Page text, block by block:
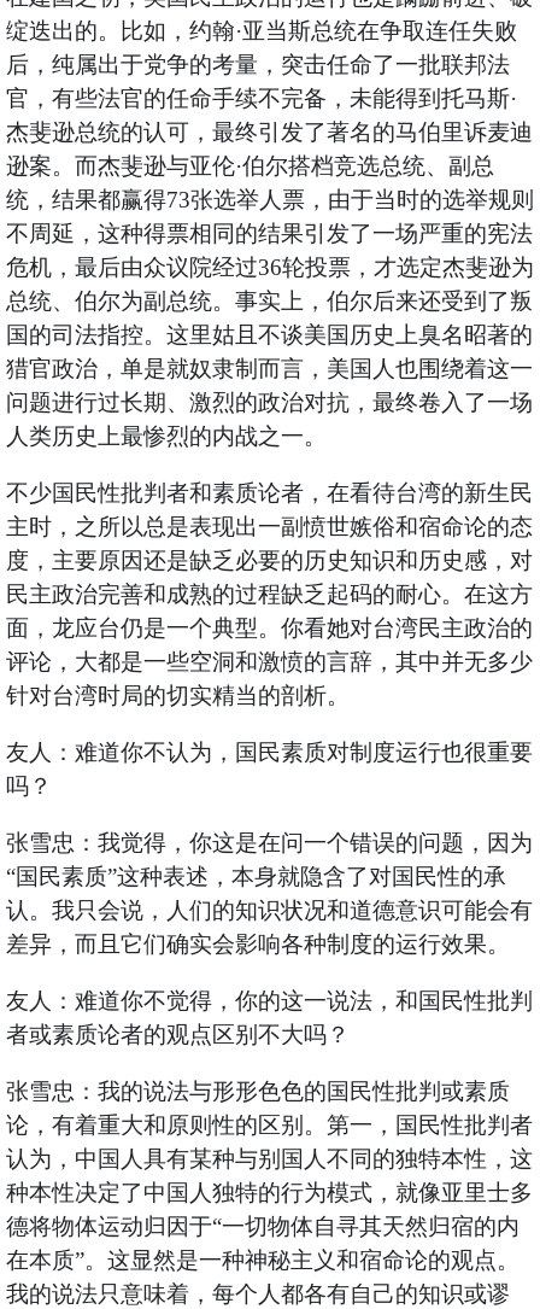
绽迭出的。比如，约翰·亚当斯总统在争取连任失败
后，纯属出于党争的考量，突击任命了一批联邦法
官，有些法官的任命手续不完备，未能得到托马斯·
杰斐逊总统的认可，最终引发了著名的马伯里诉麦迪
逊案。而杰斐逊与亚伦·伯尔搭档竞选总统、副总
统，结果都赢得73张选举人票，由于当时的选举规则
不周延，这种得票相同的结果引发了一场严重的宪法
危机，最后由众议院经过36轮投票，才选定杰斐逊为
总统、伯尔为副总统。事实上，伯尔后来还受到了叛
国的司法指控。这里姑且不谈美国历史上臭名昭著的
猎官政治，单是就奴隶制而言，美国人也围绕着这一
问题进行过长期、激烈的政治对抗，最终卷入了一场
人类历史上最惨烈的内战之一。
不少国民性批判者和素质论者，在看待台湾的新生民
主时，之所以总是表现出一副愤世嫉俗和宿命论的态
度，主要原因还是缺乏必要的历史知识和历史感，对
民主政治完善和成熟的过程缺乏起码的耐心。在这方
面，龙应台仍是一个典型。你看她对台湾民主政治的
评论，大都是一些空洞和激愤的言辞，其中并无多少
针对台湾时局的切实精当的剖析。
友人：难道你不认为，国民素质对制度运行也很重要
吗？
张雪忠：我觉得，你这是在问一个错误的问题，因为
“国民素质”这种表述，本身就隐含了对国民性的承
认。我只会说，人们的知识状况和道德意识可能会有
差异，而且它们确实会影响各种制度的运行效果。
友人：难道你不觉得，你的这一说法，和国民性批判
者或素质论者的观点区别不大吗？
张雪忠：我的说法与形形色色的国民性批判或素质
论，有着重大和原则性的区别。第一，国民性批判者
认为，中国人具有某种与别国人不同的独特本性，这
种本性决定了中国人独特的行为模式，就像亚里士多
德将物体运动归因于“一切物体自寻其天然归宿的内
在本质”。这显然是一种神秘主义和宿命论的观点。
我的说法只意味着，每个人都各有自己的知识或谬